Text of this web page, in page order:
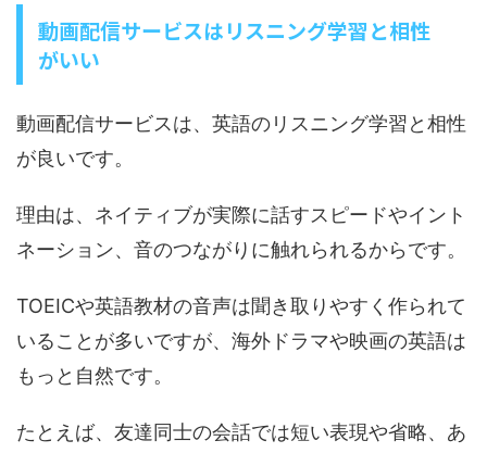
動画配信サービスはリスニング学習と相性
がいい
動画配信サービスは、英語のリスニング学習と相性
が良いです。
理由は、ネイティブが実際に話すスピードやイント
ネーション、音のつながりに触れられるからです。
TOEICや英語教材の音声は聞き取りやすく作られて
いることが多いですが、海外ドラマや映画の英語は
もっと自然です。
たとえば、友達同士の会話では短い表現や省略、あ